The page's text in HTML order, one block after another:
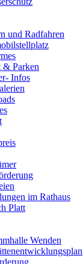
und Radfahren
& Parken
Infos
im Rathaus
Platt
Wenden